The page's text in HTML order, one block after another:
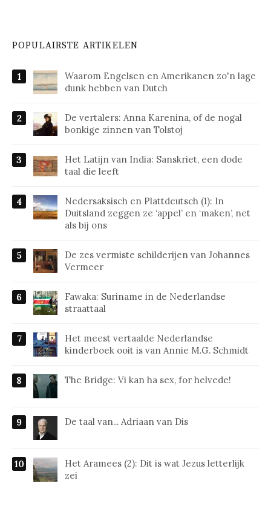
POPULAIRSTE ARTIKELEN
Waarom Engelsen en Amerikanen zo'n lage
dunk hebben van Dutch
De vertalers: Anna Karenina, of de nogal
bonkige zinnen van Tolstoj
Het Latijn van India: Sanskriet, een dode
taal die leeft
Nedersaksisch en Plattdeutsch (1): In
Duitsland zeggen ze ‘appel’ en ‘maken’, net
als bij ons
De zes vermiste schilderijen van Johannes
Vermeer
Fawaka: Suriname in de Nederlandse
straattaal
Het meest vertaalde Nederlandse
kinderboek ooit is van Annie M.G. Schmidt
The Bridge: Vi kan ha sex, for helvede!
De taal van... Adriaan van Dis
Het Aramees (2): Dit is wat Jezus letterlijk
zei